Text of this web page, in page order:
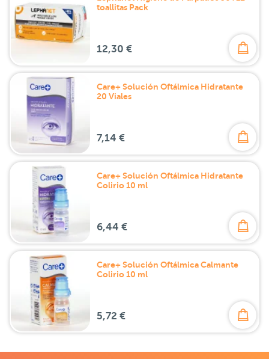
toallitas Pack
12,30 €
Care+ Solución Oftálmica Hidratante
20 Viales
7,14 €
Care+ Solución Oftálmica Hidratante
Colirio 10 ml
6,44 €
Care+ Solución Oftálmica Calmante
Colirio 10 ml
5,72 €